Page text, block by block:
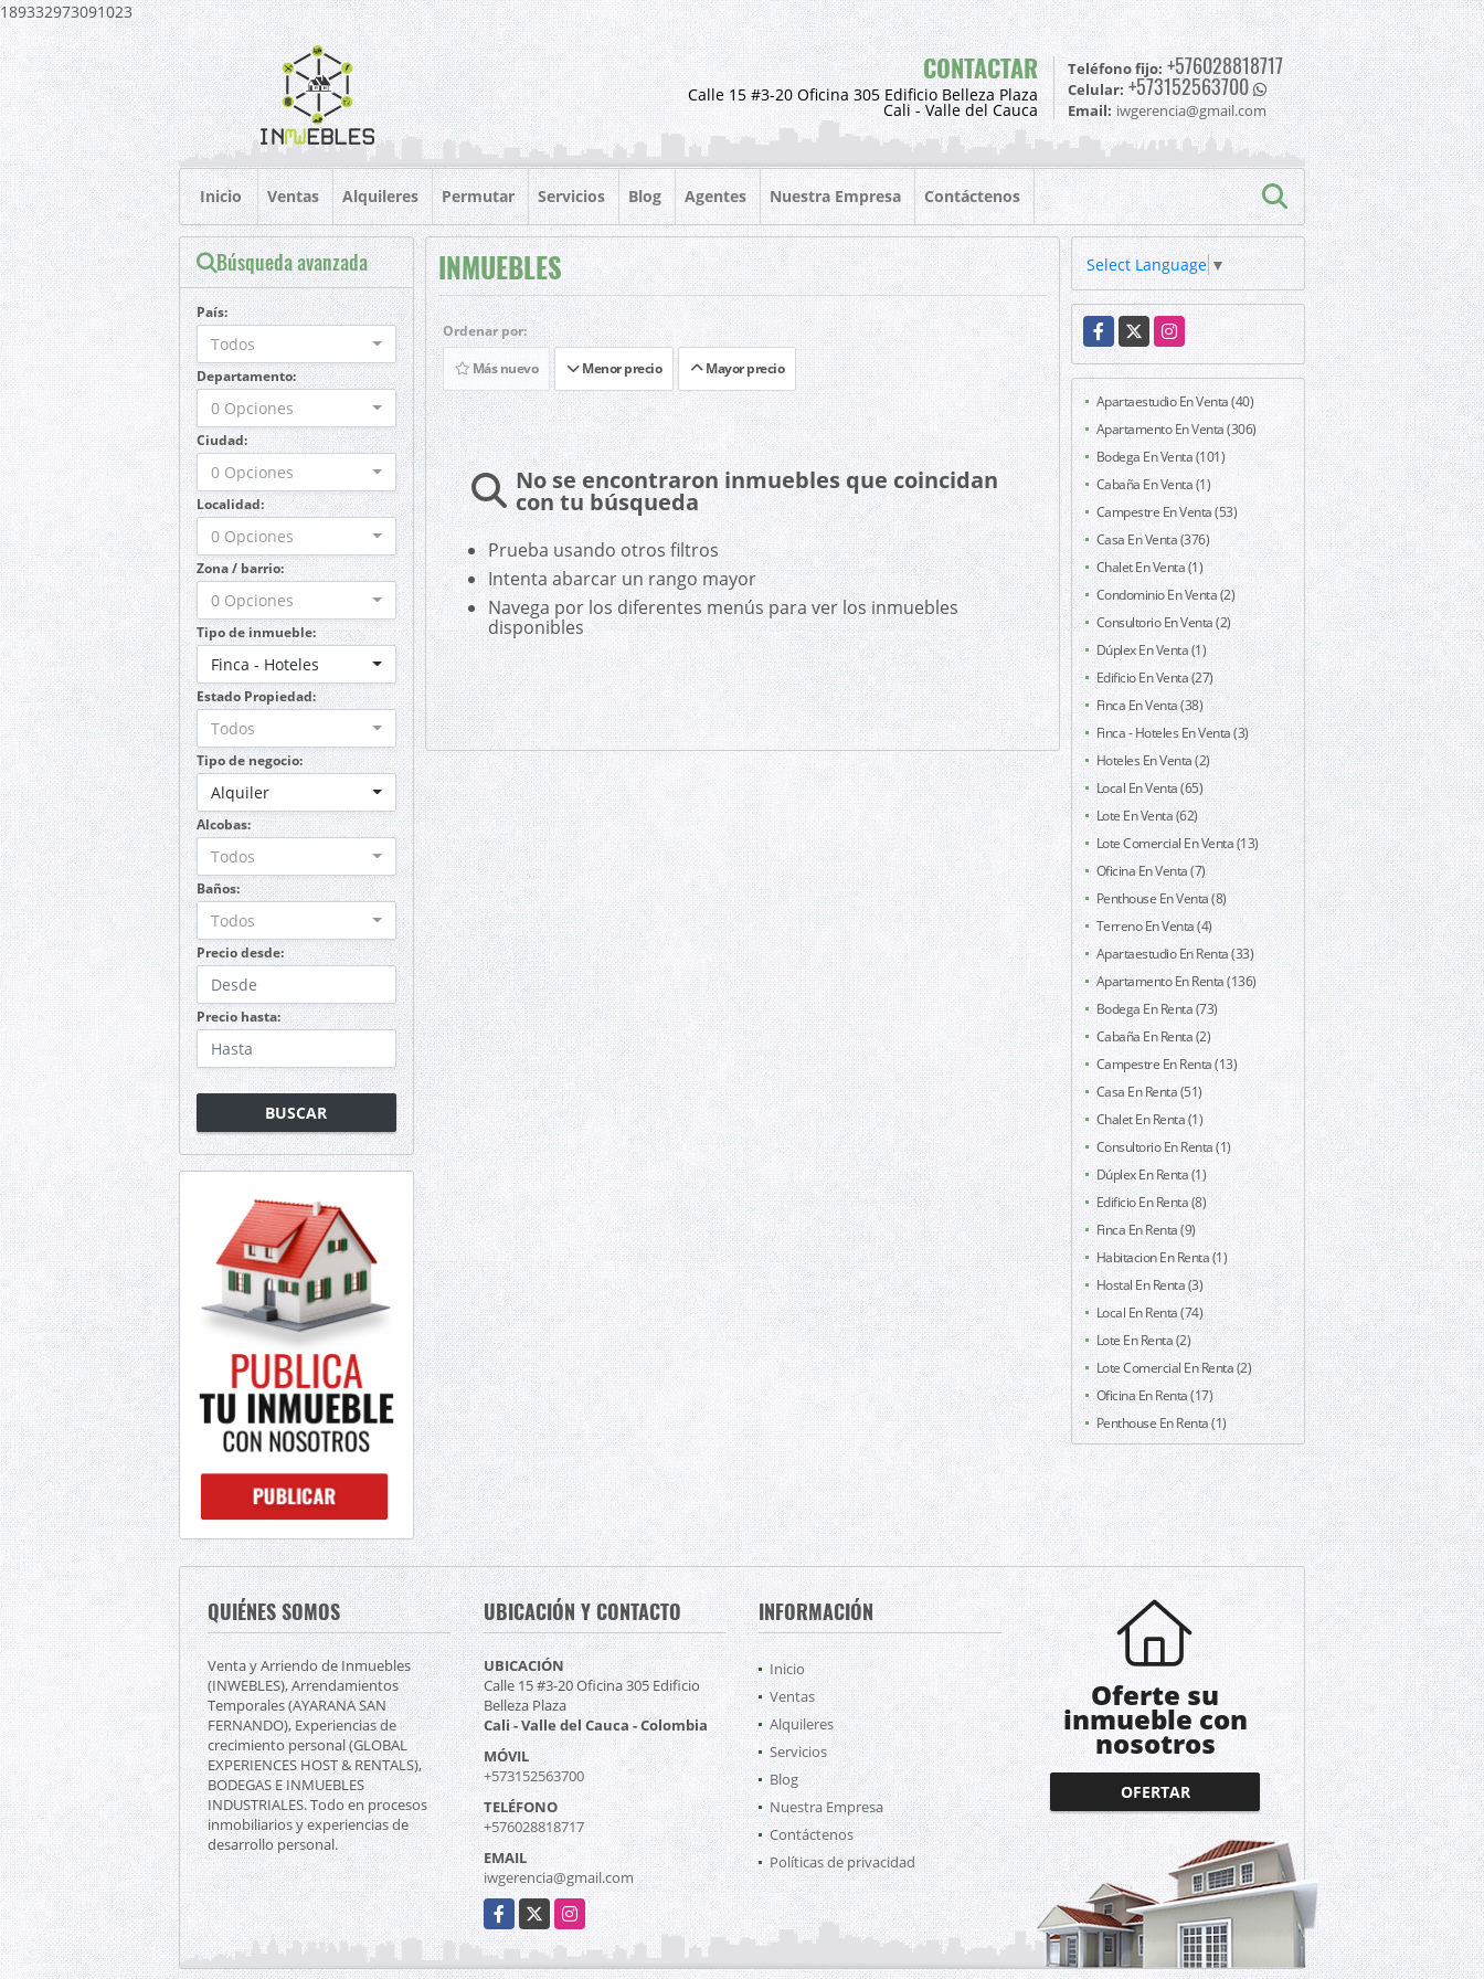
189332973091023
CONTACTAR
Calle 15 #3-20 Oficina 305 Edificio Belleza Plaza
Cali - Valle del Cauca
Teléfono fijo: +576028818717
Celular: +573152563700
Email: iwgerencia@gmail.com
Inicio Ventas Alquileres Permutar Servicios Blog Agentes Nuestra Empresa Contáctenos
Búsqueda avanzada
País:
Todos
Departamento:
0 Opciones
Ciudad:
0 Opciones
Localidad:
0 Opciones
Zona / barrio:
0 Opciones
Tipo de inmueble:
Finca - Hoteles
Estado Propiedad:
Todos
Tipo de negocio:
Alquiler
Alcobas:
Todos
Baños:
Todos
Precio desde:
Precio hasta:
BUSCAR
INMUEBLES
Ordenar por:
Más nuevo
Menor precio Mayor precio
No se encontraron inmuebles que coincidan
con tu búsqueda
Prueba usando otros filtros
Intenta abarcar un rango mayor
Navega por los diferentes menús para ver los inmuebles
disponibles
Select Language ▼
Facebook
X Instagram
Apartaestudio En Venta (40)
Apartamento En Venta (306)
Bodega En Venta (101)
Cabaña En Venta (1)
Campestre En Venta (53)
Casa En Venta (376)
Chalet En Venta (1)
Condominio En Venta (2)
Consultorio En Venta (2)
Dúplex En Venta (1)
Edificio En Venta (27)
Finca En Venta (38)
Finca - Hoteles En Venta (3)
Hoteles En Venta (2)
Local En Venta (65)
Lote En Venta (62)
Lote Comercial En Venta (13)
Oficina En Venta (7)
Penthouse En Venta (8)
Terreno En Venta (4)
Apartaestudio En Renta (33)
Apartamento En Renta (136)
Bodega En Renta (73)
Cabaña En Renta (2)
Campestre En Renta (13)
Casa En Renta (51)
Chalet En Renta (1)
Consultorio En Renta (1)
Dúplex En Renta (1)
Edificio En Renta (8)
Finca En Renta (9)
Habitacion En Renta (1)
Hostal En Renta (3)
Local En Renta (74)
Lote En Renta (2)
Lote Comercial En Renta (2)
Oficina En Renta (17)
Penthouse En Renta (1)
QUIÉNES SOMOS
Venta y Arriendo de Inmuebles
(INWEBLES), Arrendamientos
Temporales (AYARANA SAN
FERNANDO), Experiencias de
crecimiento personal (GLOBAL
EXPERIENCES HOST & RENTALS),
BODEGAS E INMUEBLES
INDUSTRIALES. Todo en procesos
inmobiliarios y experiencias de
desarrollo personal.
UBICACIÓN Y CONTACTO
UBICACIÓN
Calle 15 #3-20 Oficina 305 Edificio
Belleza Plaza
Cali - Valle del Cauca - Colombia
MÓVIL
+573152563700
TELÉFONO
+576028818717
EMAIL
iwgerencia@gmail.com
Facebook
X Instagram
INFORMACIÓN
Inicio
Ventas
Alquileres
Servicios
Blog
Nuestra Empresa
Contáctenos
Políticas de privacidad
Oferte su
inmueble con
nosotros
OFERTAR